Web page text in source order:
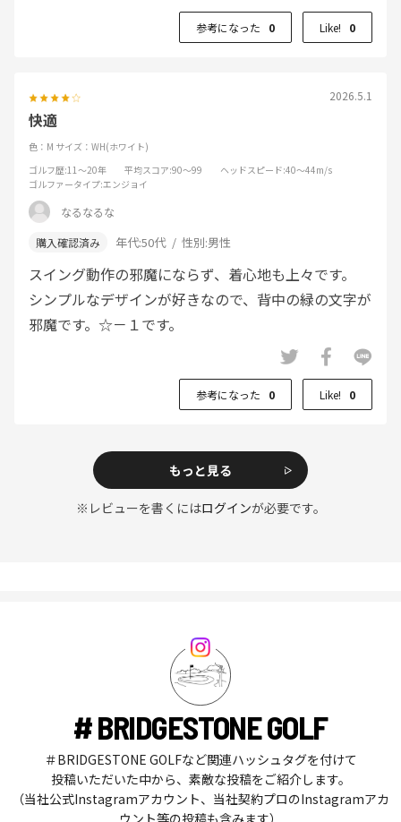
参考になった 0 Like! 0
2026.5.1
快適
色：M サイズ：WH(ホワイト)
ゴルフ歴:11～20年 平均スコア:90～99 ヘッドスピード:40～44m/s
ゴルファータイプ:エンジョイ
なるなるな
年代:50代 性別:男性
スイング動作の邪魔にならず、着心地も上々です。
シンプルなデザインが好きなので、背中の緑の文字が
邪魔です。☆－１です。
参考になった 0 Like! 0
もっと見る
※レビューを書くにはログインが必要です。
# BRIDGESTONE GOLF
＃BRIDGESTONE GOLFなど関連ハッシュタグを付けて
投稿いただいた中から、素敵な投稿をご紹介します。
（当社公式Instagramアカウント、当社契約プロのInstagramアカ
ウント等の投稿も含みます）